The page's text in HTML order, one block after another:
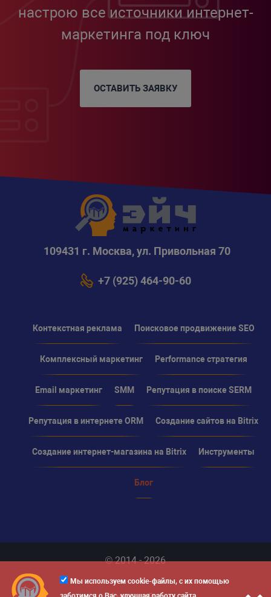
Мы используем cookie-файлы, с их помощью
настрою все источники интернет-
маркетинга под ключ
ОСТАВИТЬ ЗАЯВКУ
109431 г. Москва, ул. Привольная 70
+7 (925) 464-90-60
Контекстная реклама Поисковое продвижение SEO
Комплексный маркетинг Performance стратегия
Email маркетинг SMM Репутация в поиске SERM
Репутация в интернете ORM Создание сайтов на Bitrix
Создание интернет-магазина на Bitrix Инструменты
Блог
© 2014 - 2026